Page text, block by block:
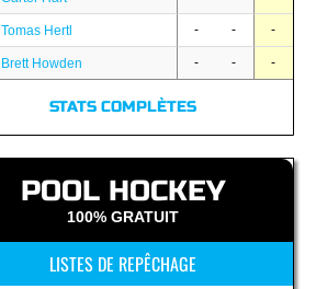
Tomas Hertl - - -
Brett Howden - - -
STATS COMPLÈTES
POOL HOCKEY
100% GRATUIT
LISTES DE REPÊCHAGE